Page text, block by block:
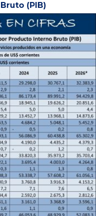
(PIB)